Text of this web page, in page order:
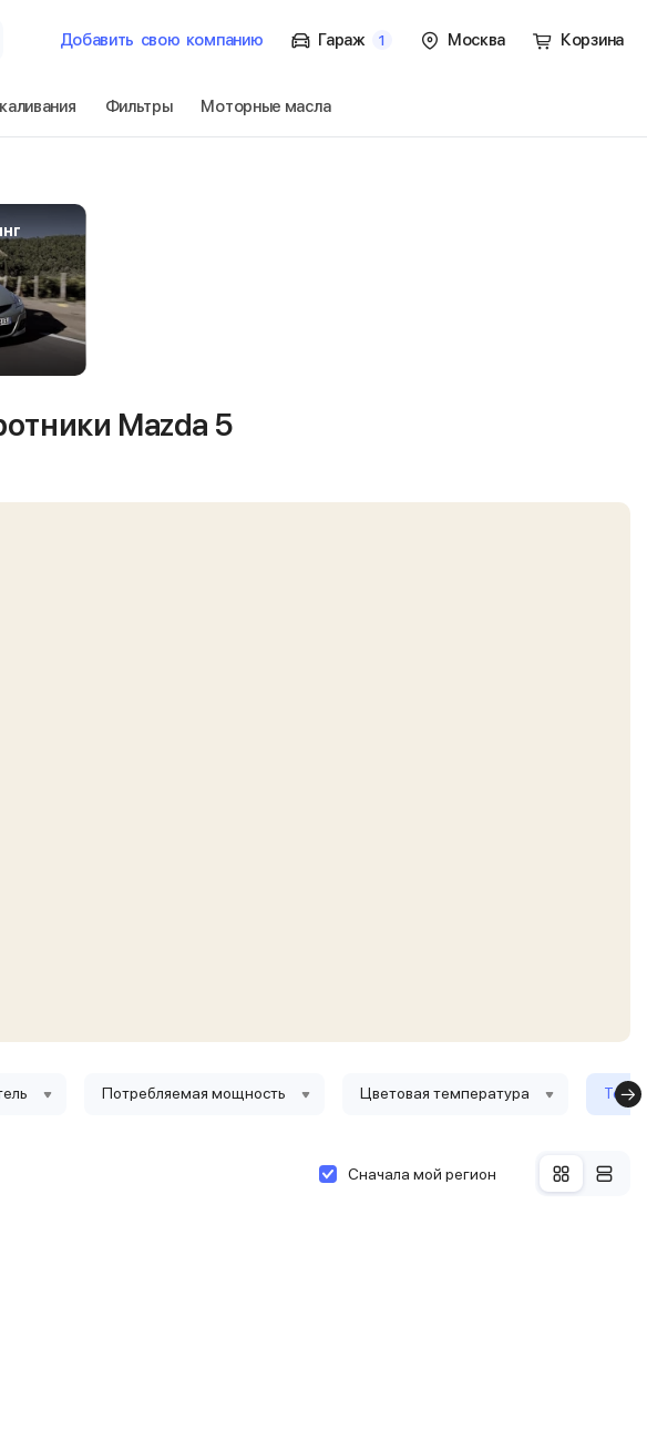
Добавить свою компанию Гараж 1 Москва Корзина
Фильтры Моторные масла
Mazda 5
Потребляемая мощность Цветовая температура
Сначала мой регион